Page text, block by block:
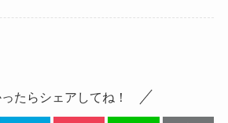
たらシェアしてね！